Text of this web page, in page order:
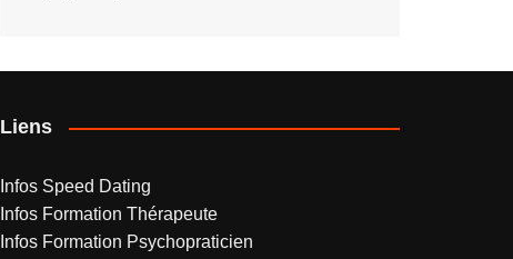
Liens
Infos Speed Dating
Infos Formation Thérapeute
Infos Formation Psychopraticien